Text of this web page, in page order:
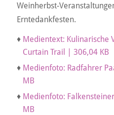
Weinherbst-
Erntedankfesten.
♦ Medientext: Kulinarische
Curtain Trail | 306,04 KB
♦ Medienfoto: Radfahrer
MB
♦ Medienfoto:
MB